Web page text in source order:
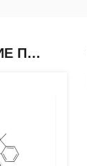
СОПУТСТВУЮЩИЕ ПРОДУКТЫ